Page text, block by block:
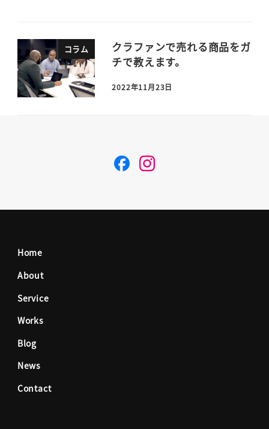
コラム
クラファンで売れる商品をガ
チで教えます。
2022年11月23日
F I
Home
About
Service
Works
Blog
News
Contact